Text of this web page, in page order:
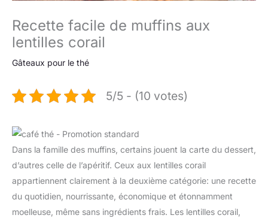
Recette facile de muffins aux
lentilles corail
Gâteaux pour le thé
5/5 - (10 votes)
Dans la famille des muffins, certains jouent la carte du dessert,
d’autres celle de l’apéritif. Ceux aux lentilles corail
appartiennent clairement à la deuxième catégorie: une recette
du quotidien, nourrissante, économique et étonnamment
moelleuse, même sans ingrédients frais. Les lentilles corail,